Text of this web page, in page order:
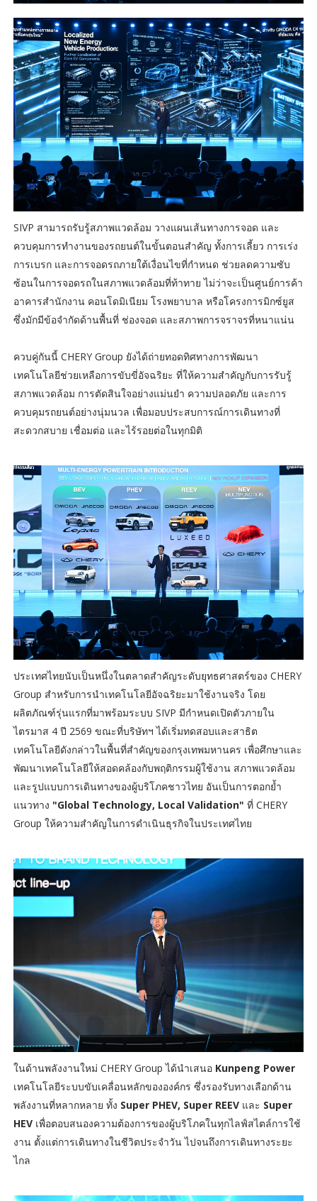
SIVP สามารถรับรู้สภาพแวดล้อม วางแผนเส้นทางการจอด และ
ควบคุมการทำงานของรถยนต์ในขั้นตอนสำคัญ ทั้งการเลี้ยว การเร่ง
การเบรก และการจอดรถภายใต้เงื่อนไขที่กำหนด ช่วยลดความซับ
ซ้อนในการจอดรถในสภาพแวดล้อมที่ท้าทาย ไม่ว่าจะเป็นศูนย์การค้า
อาคารสำนักงาน คอนโดมิเนียม โรงพยาบาล หรือโครงการมิกซ์ยูส
ซึ่งมักมีข้อจำกัดด้านพื้นที่ ช่องจอด และสภาพการจราจรที่หนาแน่น
ควบคู่กันนี้ CHERY Group ยังได้ถ่ายทอดทิศทางการพัฒนา
เทคโนโลยีช่วยเหลือการขับขี่อัจฉริยะ ที่ให้ความสำคัญกับการรับรู้
สภาพแวดล้อม การตัดสินใจอย่างแม่นยำ ความปลอดภัย และการ
ควบคุมรถยนต์อย่างนุ่มนวล เพื่อมอบประสบการณ์การเดินทางที่
สะดวกสบาย เชื่อมต่อ และไร้รอยต่อในทุกมิติ
ประเทศไทยนับเป็นหนึ่งในตลาดสำคัญระดับยุทธศาสตร์ของ CHERY
Group สำหรับการนำเทคโนโลยีอัจฉริยะมาใช้งานจริง โดย
ผลิตภัณฑ์รุ่นแรกที่มาพร้อมระบบ SIVP มีกำหนดเปิดตัวภายใน
ไตรมาส 4 ปี 2569 ขณะที่บริษัทฯ ได้เริ่มทดสอบและสาธิต
เทคโนโลยีดังกล่าวในพื้นที่สำคัญของกรุงเทพมหานคร เพื่อศึกษาและ
พัฒนาเทคโนโลยีให้สอดคล้องกับพฤติกรรมผู้ใช้งาน สภาพแวดล้อม
และรูปแบบการเดินทางของผู้บริโภคชาวไทย อันเป็นการตอกย้ำ
แนวทาง "Global Technology, Local Validation" ที่ CHERY
Group ให้ความสำคัญในการดำเนินธุรกิจในประเทศไทย
ในด้านพลังงานใหม่ CHERY Group ได้นำเสนอ Kunpeng Power
เทคโนโลยีระบบขับเคลื่อนหลักขององค์กร ซึ่งรองรับทางเลือกด้าน
พลังงานที่หลากหลาย ทั้ง Super PHEV, Super REEV และ Super
HEVเพื่อตอบสนองความต้องการของผู้บริโภคในทุกไลฟ์สไตล์การใช้
งาน ตั้งแต่การเดินทางในชีวิตประจำวัน ไปจนถึงการเดินทางระยะ
ไกล